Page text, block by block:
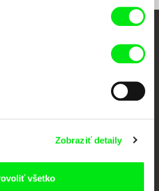
Zobraziť detaily
všetko
filmu združených pod Doc Alliance.
Doc Alliance